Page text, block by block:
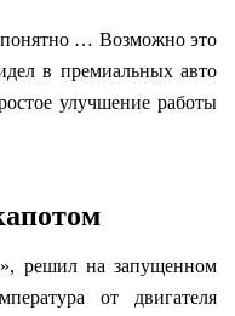
… Возможно это
в премиальных авто
улучшение работы
решил на запущенном
от двигателя